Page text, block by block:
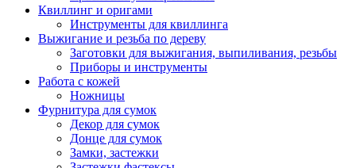
Квиллинг и оригами
Инструменты для квиллинга
Выжигание и резьба по дереву
Заготовки для выжигания, выпиливания, резьбы
Приборы и инструменты
Работа с кожей
Ножницы
Фурнитура для сумок
Декор для сумок
Донце для сумок
Замки, застежки